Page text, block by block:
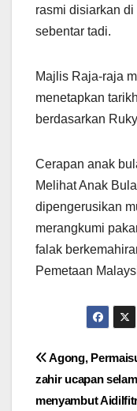
rasmi disiarkan
sebentar tadi.
Majlis Raja-raja
menetapkan
berdasarkan
Cerapan anak
Melihat Anak
dipengerusikan
merangkumi
falak
Pemetaan
Post
Agong,
zahir ucapan
menyambut